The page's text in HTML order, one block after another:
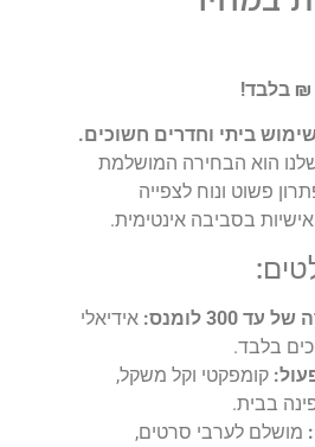
ביתי וחדרים חשוכים.
הוא הבחירה המושלמת
פשוט ונוח לצפייה
בסביבה אינטימית.
300 לומנס:
אידיאלי
בלבד.
קומפקטי וקל משקל,
בבית.
מושלם לערבי סרטים,